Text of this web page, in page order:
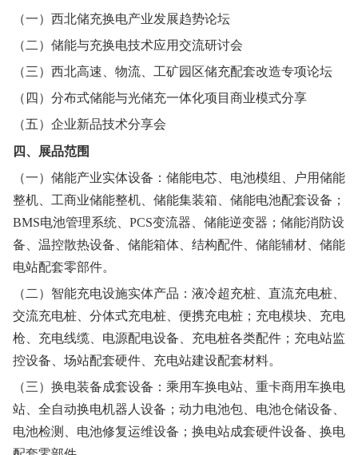
（一）西北储充换电产业发展趋势论坛
（二）储能与充换电技术应用交流研讨会
（三）西北高速、物流、工矿园区储充配套改造专项论坛
（四）分布式储能与光储充一体化项目商业模式分享
（五）企业新品技术分享会
四、展品范围
（一）储能产业实体设备：储能电芯、电池模组、户用储能
整机、工商业储能整机、储能集装箱、储能电池配套设备；
BMS电池管理系统、PCS变流器、储能逆变器；储能消防设
备、温控散热设备、储能箱体、结构配件、储能辅材、储能
电站配套零部件。
（二）智能充电设施实体产品：液冷超充桩、直流充电桩、
交流充电桩、分体式充电桩、便携充电桩；充电模块、充电
枪、充电线缆、电源配电设备、充电桩各类配件；充电站监
控设备、场站配套硬件、充电站建设配套材料。
（三）换电装备成套设备：乘用车换电站、重卡商用车换电
站、全自动换电机器人设备；动力电池包、电池仓储设备、
电池检测、电池修复运维设备；换电站成套硬件设备、换电